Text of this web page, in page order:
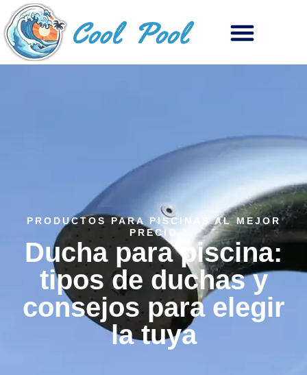
PRODUCTOS PARA PISCINAS AL MEJOR
PRECIO
Ducha para piscina:
tipos de duchas y
consejos para elegir
la tuya